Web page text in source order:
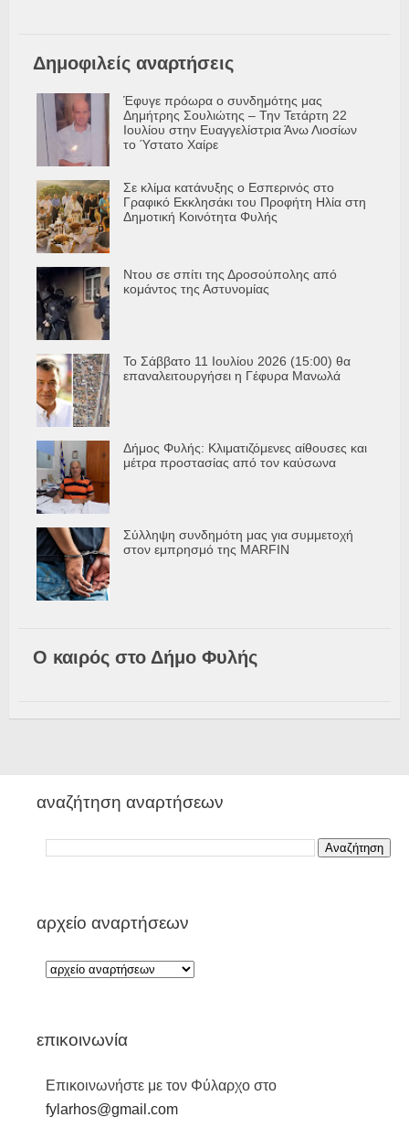
Δημοφιλείς αναρτήσεις
Έφυγε πρόωρα ο συνδημότης μας
Δημήτρης Σουλιώτης – Την Τετάρτη 22
Ιουλίου στην Ευαγγελίστρια Άνω Λιοσίων
το Ύστατο Χαίρε
Σε κλίμα κατάνυξης ο Εσπερινός στο
Γραφικό Εκκλησάκι του Προφήτη Ηλία στη
Δημοτική Κοινότητα Φυλής
Ντου σε σπίτι της Δροσούπολης από
κομάντος της Αστυνομίας
Το Σάββατο 11 Ιουλίου 2026 (15:00) θα
επαναλειτουργήσει η Γέφυρα Μανωλά
Δήμος Φυλής: Κλιματιζόμενες αίθουσες και
μέτρα προστασίας από τον καύσωνα
Σύλληψη συνδημότη μας για συμμετοχή
στον εμπρησμό της MARFIN
Ο καιρός στο Δήμο Φυλής
αναζήτηση αναρτήσεων
αρχείο αναρτήσεων
επικοινωνία
Επικοινωνήστε με τον Φύλαρχο στο
fylarhos@gmail.com